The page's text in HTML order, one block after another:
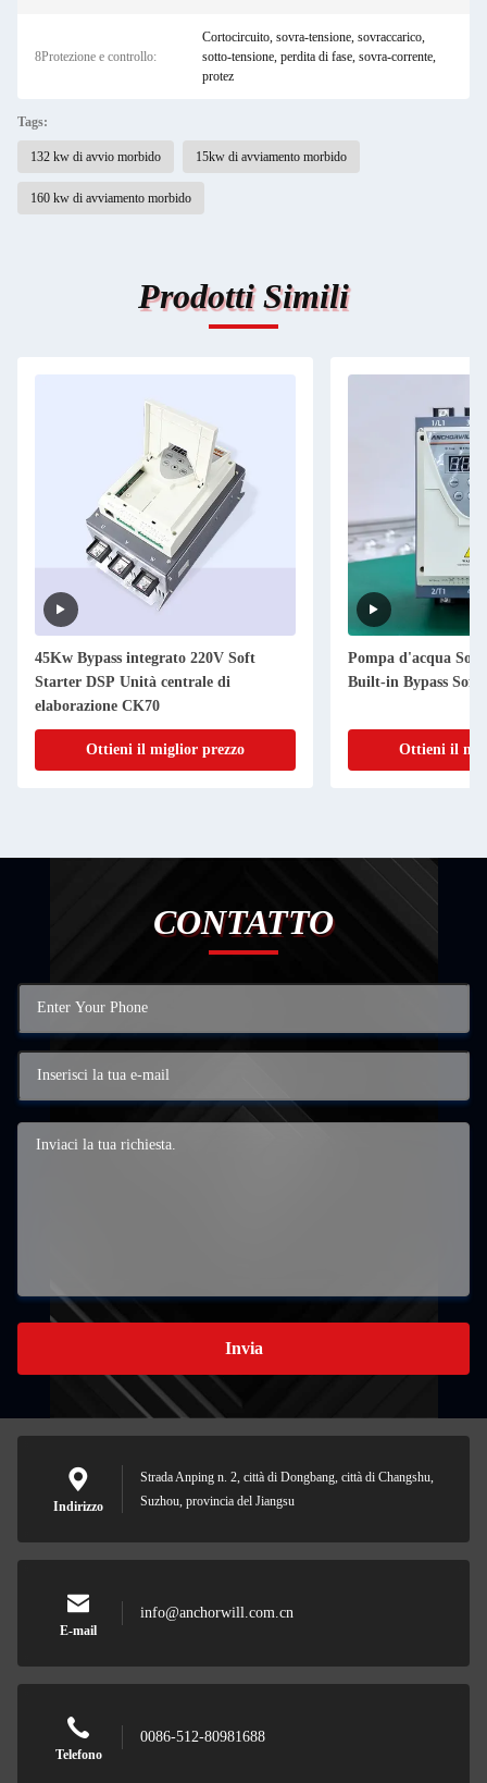
8Protezione e controllo:
Cortocircuito, sovra-tensione, sovraccarico,
sotto-tensione, perdita di fase, sovra-corrente,
protez
Tags:
132 kw di avvio morbido 15kw di avviamento morbido
160 kw di avviamento morbido
Prodotti Simili
45Kw Bypass integrato 220V Soft
Starter DSP Unità centrale di
elaborazione CK70
Ottieni il miglior prezzo
Pompa d'acqua
Built-in Bypass Soft
Ottieni il
CONTATTO
Invia
Indirizzo
Strada Anping n. 2, città di Dongbang, città di Changshu,
Suzhou, provincia del Jiangsu
E-mail
info@anchorwill.com.cn
Telefono
0086-512-80981688